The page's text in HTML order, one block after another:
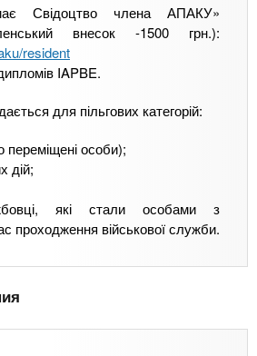
Свідоцтво члена АПАКУ»
внесок -1500 грн.):
resident
IAPBE.
для пільгових категорій:
особи);
дій;
які стали особами з
проходження військової служби.